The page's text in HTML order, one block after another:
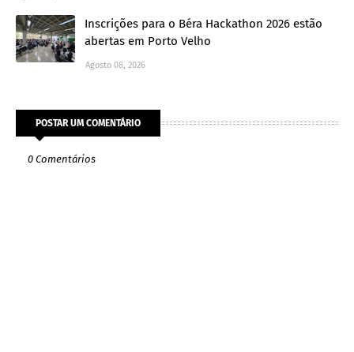
Inscrições para o Béra Hackathon 2026 estão
abertas em Porto Velho
Agosto 08, 2026
POSTAR UM COMENTÁRIO
0 Comentários